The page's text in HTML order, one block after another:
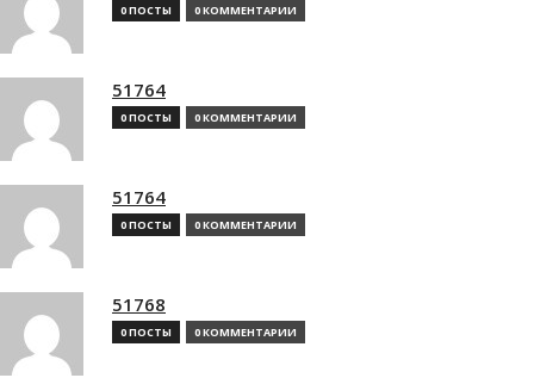
0 ПОСТЫ 0 КОММЕНТАРИИ
51764
0 ПОСТЫ 0 КОММЕНТАРИИ
51764
0 ПОСТЫ 0 КОММЕНТАРИИ
51768
0 ПОСТЫ 0 КОММЕНТАРИИ